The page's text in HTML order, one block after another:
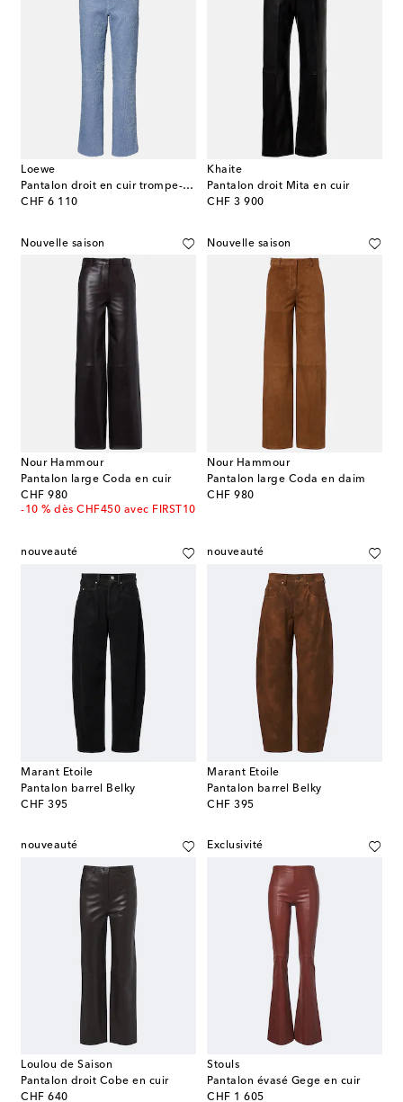
Loewe
Pantalon droit en cuir trompe-l’œil
CHF 6 110
original price
Khaite
Pantalon droit Mita en cuir
CHF 3 900
original price
Nouvelle saison
Nour Hammour
Pantalon large Coda en cuir
CHF 980
original price
-10 % dès CHF450 avec FIRST10
Nouvelle saison
Nour Hammour
Pantalon large Coda en daim
CHF 980
original price
nouveauté
Marant Etoile
Pantalon barrel Belky
CHF 395
original price
nouveauté
Marant Etoile
Pantalon barrel Belky
CHF 395
original price
nouveauté
Loulou de Saison
Pantalon droit Cobe en cuir
CHF 640
original price
Exclusivité
Stouls
Pantalon évasé Gege en cuir
CHF 1 605
original price